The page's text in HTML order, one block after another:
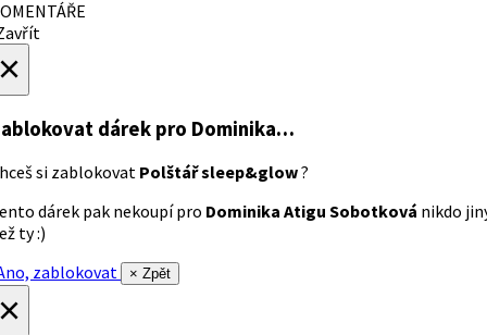
dárek pro Dominika…
si zablokovat Polštář sleep&glow?
dárek pak nekoupí pro Dominika Atigu Sobotková nikdo
ty :)
zablokovat
× Zpět